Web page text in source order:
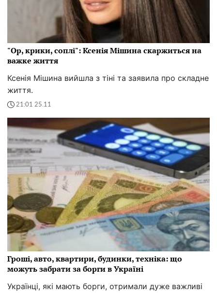
"Ор, крики, соплі": Ксенія Мішина скаржиться на
важке життя
Ксенія Мішина вийшла з тіні та заявила про складне
життя.
21:01 25.11
Гроші, авто, квартири, будинки, техніка: що
можуть забрати за борги в Україні
Українці, які мають борги, отримали дуже важливі